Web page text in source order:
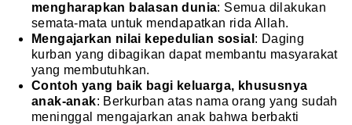
mengharapkan balasan dunia: Semua dilakukan
semata-mata untuk mendapatkan rida Allah.
Mengajarkan nilai kepedulian sosial : Daging
kurban yang dibagikan dapat membantu masyarakat
yang membutuhkan.
Contoh yang baik bagi keluarga, khususnya
anak-anak: Berkurban atas nama orang yang sudah
meninggal mengajarkan anak bahwa berbakti